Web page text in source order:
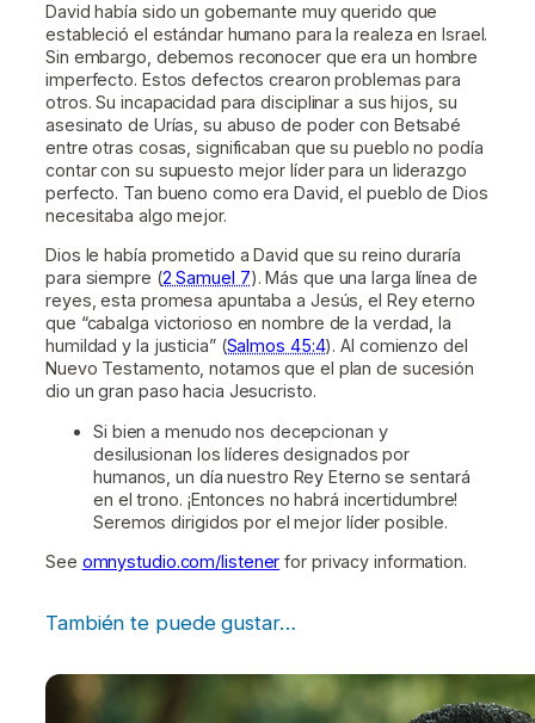
David había sido un gobernante muy querido que
estableció el estándar humano para la realeza en Israel.
Sin embargo, debemos reconocer que era un hombre
imperfecto. Estos defectos crearon problemas para
otros. Su incapacidad para disciplinar a sus hijos, su
asesinato de Urías, su abuso de poder con Betsabé
entre otras cosas, significaban que su pueblo no podía
contar con su supuesto mejor líder para un liderazgo
perfecto. Tan bueno como era David, el pueblo de Dios
necesitaba algo mejor.
Dios le había prometido a David que su reino duraría
para siempre (2 Samuel 7). Más que una larga línea de
reyes, esta promesa apuntaba a Jesús, el Rey eterno
que “cabalga victorioso en nombre de la verdad, la
humildad y la justicia” (Salmos 45:4). Al comienzo del
Nuevo Testamento, notamos que el plan de sucesión
dio un gran paso hacia Jesucristo.
Si bien a menudo nos decepcionan y
desilusionan los líderes designados por
humanos, un día nuestro Rey Eterno se sentará
en el trono. ¡Entonces no habrá incertidumbre!
Seremos dirigidos por el mejor líder posible.
See omnystudio.com/listener for privacy information.
También te puede gustar…